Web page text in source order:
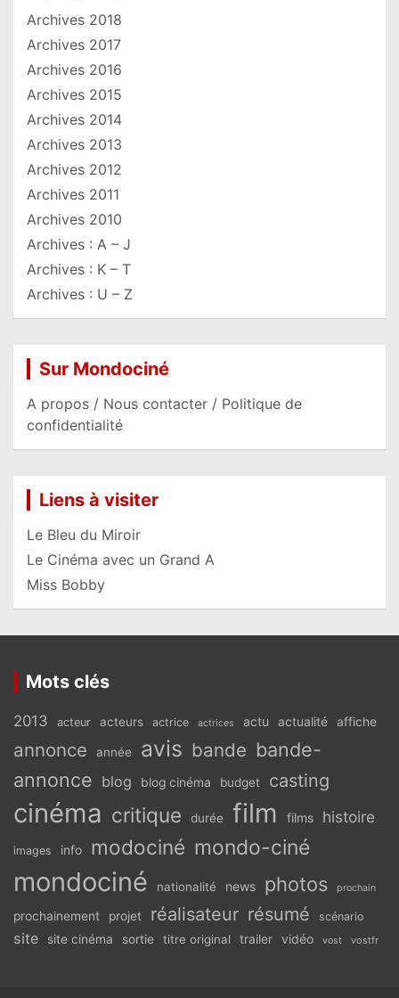
Archives 2018
Archives 2017
Archives 2016
Archives 2015
Archives 2014
Archives 2013
Archives 2012
Archives 2011
Archives 2010
Archives : A – J
Archives : K – T
Archives : U – Z
Sur Mondociné
A propos / Nous contacter / Politique de
confidentialité
Liens à visiter
Le Bleu du Miroir
Le Cinéma avec un Grand A
Miss Bobby
Mots clés
2013 acteur acteurs actrice actrices actu actualité affiche
annonce année avis bande bande-
annonce blog blog cinéma budget casting
cinéma critique durée film films histoire
images info modociné mondo-ciné
mondociné nationalité news photos prochain
prochainement projet réalisateur résumé scénario
site site cinéma sortie titre original trailer vidéo vost vostfr